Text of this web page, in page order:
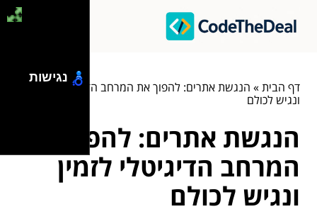
דף הבית» הנגשת אתרים: להפוך את המרחב הדיגיטלי לזמין
ונגיש לכולם
הנגשת אתרים: להפוך את
המרחב הדיגיטלי לזמין
ונגיש לכולם
נגישות